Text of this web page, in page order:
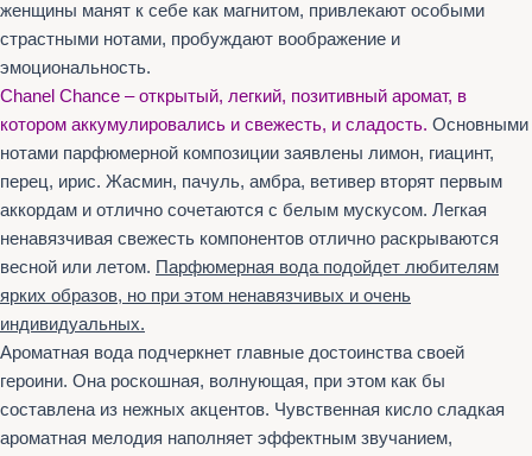
женщины манят к себе как магнитом, привлекают особыми
страстными нотами, пробуждают воображение и
эмоциональность.
Chanel Chance – открытый, легкий, позитивный аромат, в
котором аккумулировались и свежесть, и сладость. Основными
нотами парфюмерной композиции заявлены лимон, гиацинт,
перец, ирис. Жасмин, пачуль, амбра, ветивер вторят первым
аккордам и отлично сочетаются с белым мускусом. Легкая
ненавязчивая свежесть компонентов отлично раскрываются
весной или летом. Парфюмерная вода подойдет любителям
ярких образов, но при этом ненавязчивых и очень
индивидуальных.
Ароматная вода подчеркнет главные достоинства своей
героини. Она роскошная, волнующая, при этом как бы
составлена из нежных акцентов. Чувственная кисло сладкая
ароматная мелодия наполняет эффектным звучанием,